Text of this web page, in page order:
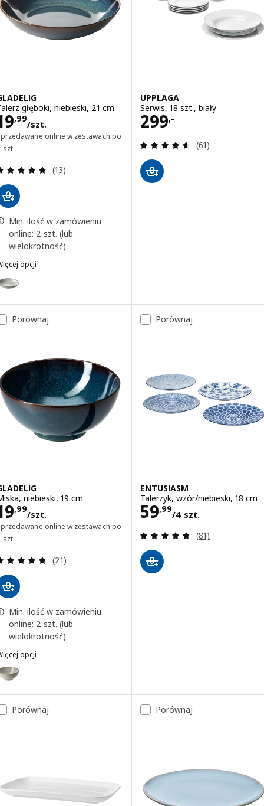
głęboki, niebieski, 21 cm
,99
/szt.19,99/szt.
online w zestawach po
szt.
Recenzja: 5 z 5 gwiazdki. Łączna liczba recenzji:
(13)
Min. ilość w zamówieniu
online: 2 szt. (lub
wielokrotność)
opcji
GLADELIG, Talerz głęboki, szary, 21 cm
UPPLAGA
Serwis, 18 szt., biały
299,-
Cena 299,-
Recenzja: 4.6
(61)
Porównaj
niebieski, 19 cm
,99
/szt.19,99/szt.
online w zestawach po
szt.
Recenzja: 4.8 z 5 gwiazdki. Łączna liczba recenzji:
(21)
Min. ilość w zamówieniu
online: 2 szt. (lub
wielokrotność)
opcji
GLADELIG, Miska, szary, 19 cm
Porównaj
ENTUSIASM
Talerzyk, wzór/niebieski, 18 cm
59,99
/4 szt.
Cena 59,99/4
Recenzja: 4.8
(81)
Porównaj Porównaj